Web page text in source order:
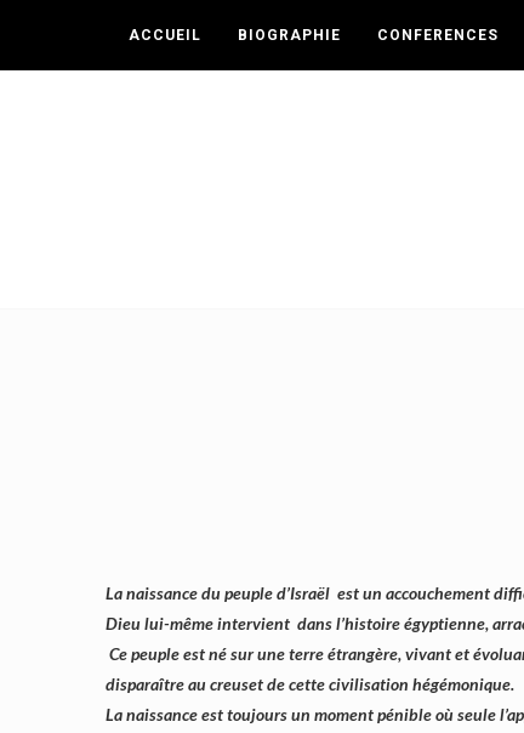
ACCUEIL BIOGRAPHIE CONFERENCES
La naissance du peuple d’Israël est un accouchement
Dieu lui-même intervient dans l’histoire égyptienne,
Ce peuple est né sur une terre étrangère, vivant et
disparaître au creuset de cette civilisation hégémonique.
La naissance est toujours un moment pénible où seule